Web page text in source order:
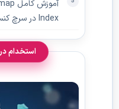
Index در سرچ کنسول گوگل چیست؟
استخدام